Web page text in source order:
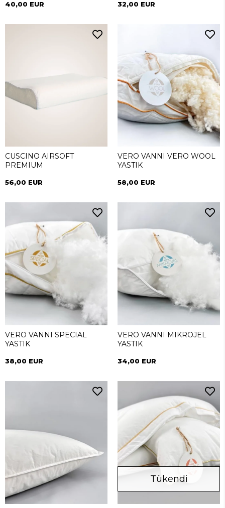
40,00 EUR 32,00 EUR
CUSCINO AIRSOFT
PREMIUM
56,00 EUR
VERO VANNI VERO WOOL
YASTIK
58,00 EUR
VERO VANNI SPECIAL
YASTIK
38,00 EUR
VERO VANNI MIKROJEL
YASTIK
34,00 EUR
Tükendi